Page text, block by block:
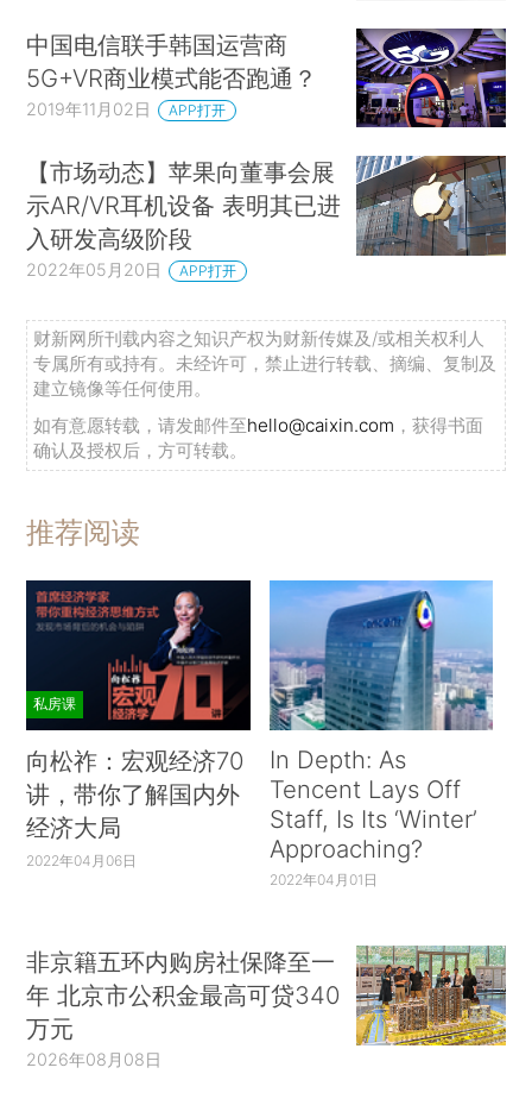
中国电信联手韩国运营商
5G+VR商业模式能否跑通？
2019年11月02日 APP打开
【市场动态】苹果向董事会展
示AR/VR耳机设备 表明其已进
入研发高级阶段
2022年05月20日 APP打开
财新网所刊载内容之知识产权为财新传媒及/或相关权利人
专属所有或持有。未经许可，禁止进行转载、摘编、复制及
建立镜像等任何使用。
如有意愿转载，请发邮件至hello@caixin.com ，获得书面
确认及授权后，方可转载。
推荐阅读
私房课
向松祚：宏观经济70
讲，带你了解国内外
经济大局
2022年04月06日
In Depth: As
Tencent Lays Off
Staff, Is Its ‘Winter’
Approaching?
2022年04月01日
非京籍五环内购房社保降至一
年 北京市公积金最高可贷340
万元
2026年08月08日